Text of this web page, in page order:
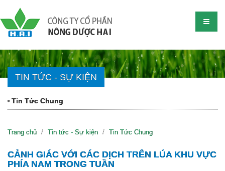
TIN TỨC - SỰ KIỆN
Tin Tức Chung
Trang chủ Tin tức - Sự kiện Tin Tức Chung
CẢNH GIÁC VỚI CÁC DỊCH TRÊN LÚA KHU VỰC
PHÍA NAM TRONG TUẦN